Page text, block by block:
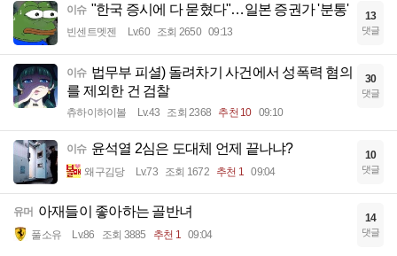
이슈 "한국 증시에 다 묻혔다"…일본 증권가 '분통'
빈센트멧젠 Lv.60 조회 2650 09:13
13
댓글
이슈 법무부 피셜) 돌려차기 사건에서 성폭력 혐의
를 제외한 건 검찰
츄하이하이볼 Lv.43 조회 2368 추천 10 09:10
30
댓글
이슈 윤석열 2심은 도대체 언제 끝나냐?
왜구김당 Lv.73 조회 1672 추천 1 09:04
10
댓글
유머 아재들이 좋아하는 골반녀
풀소유 Lv.86 조회 3885 추천 1 09:04
14
댓글